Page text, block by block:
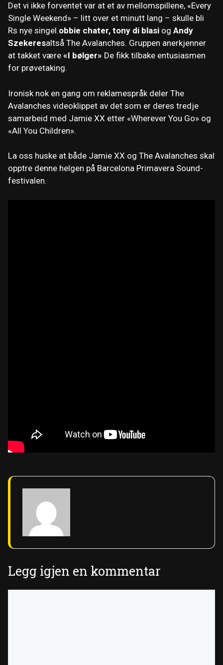
Det vi ikke forventet var at et av mellomspillene, «Every
Single Weekend» – litt over et minutt lang – skulle bli
Rs nye singel.obbie chater, tony di blasi og Andy
Szekeresaltså The Avalanches. Gruppen anerkjenner
at takket være «I bølger» De fikk tilbake entusiasmen
for prøvetaking.
Ironisk nok en gang om reklamespråk deler The
Avalanches videoklippet av det som er deres tredje
samarbeid med Jamie XX etter «Wherever You Go» og
«All You Children».
La oss huske at både Jamie XX og The Avalanches skal
opptre denne helgen på Barcelona Primavera Sound-
festivalen.
Legg igjen en kommentar